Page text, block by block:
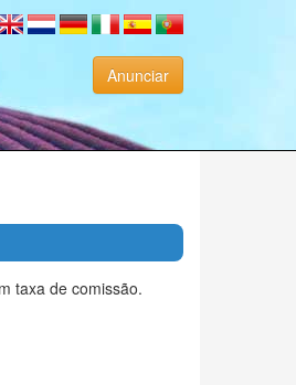
Anunciar
taxa de comissão.